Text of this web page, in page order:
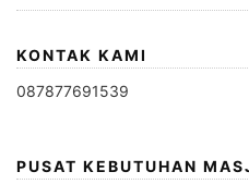
KONTAK KAMI
087877691539
PUSAT KEBUTUHAN